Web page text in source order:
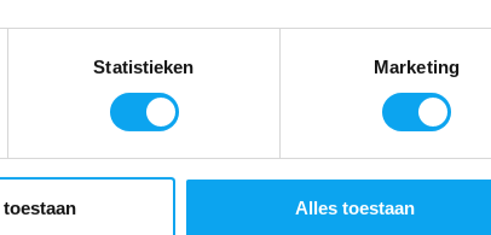
Statistieken Marketing
Alles toestaan
de nieuwsbrief